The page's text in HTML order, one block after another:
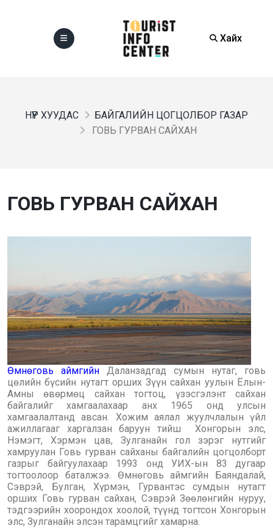
Хайх
НҮҮР ХУУДАС
БАЙГАЛИЙН ЦОГЦОЛБОР ГАЗАР
ГОВЬ ГУРВАН САЙХАН
ГОВЬ ГУРВАН САЙХАН
Өмнөговь аймгийн Даланзадгад сумын нутаг, говь
цөлийн бүсийн нутагт орших Зүүн сайхан уулын Ёлын-
Амны өвөрмөц сайхан тогтоц, үзэсгэлэнт сайхан
байгалийг хамгаалахаар анх 1965 онд улсын
хамгаалалтанд авсан. Хожим аялал жуулчлалын үйл
ажиллагааг харгалзан баруун тийш Хонгорын элс,
Нэмэгт, Хэрмэн цав, Зулганайн гол зэрэг нутгийг
хамруулан Говь гурван сайханы байгалийн цогцолборт
газрыг байгуулахаар 1993 онд УИХ-ын 83 дугаар
тогтоолоор баталжээ. Өмнөговь аймгийн Баяндалай,
Сэврэй, Булган, Хүрмэн, Гурвантэс сумдын нутагт
орших Говь гурван сайхан, Сэврэй Зөөлөнгийн нуруу,
тэдгээрийн хоорондох хоолой, түүнд тогтсон Хонгорын
элс, Зулганайн элсэн тарамцгийг хамарна.